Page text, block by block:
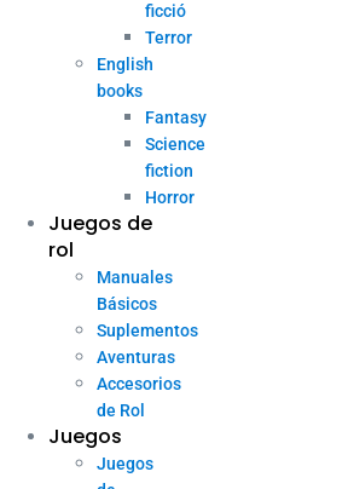
ficció
Terror
English
books
Fantasy
Science
fiction
Horror
Juegos de
rol
Manuales
Básicos
Suplementos
Aventuras
Accesorios
de Rol
Juegos
Juegos